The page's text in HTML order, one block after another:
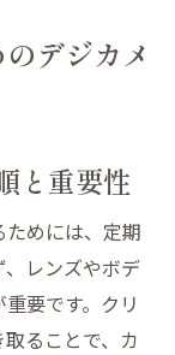
デジカメ
と重要性
めには、定期
レンズやボデ
要です。クリ
ることで、カ